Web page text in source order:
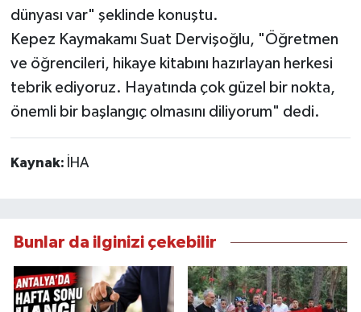
dünyası var" şeklinde konuştu.
Kepez Kaymakamı Suat Dervişoğlu, "Öğretmen
ve öğrencileri, hikaye kitabını hazırlayan herkesi
tebrik ediyoruz. Hayatında çok güzel bir nokta,
önemli bir başlangıç olmasını diliyorum" dedi.
Kaynak: İHA
Bunlar da ilginizi çekebilir